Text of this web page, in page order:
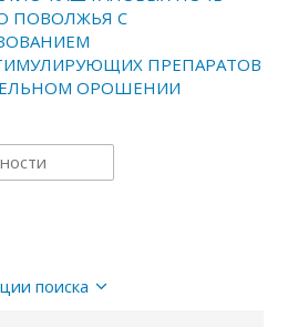
ПОВОЛЖЬЯ С
ПРЕПАРАТОВ
ОРОШЕНИИ
поиска